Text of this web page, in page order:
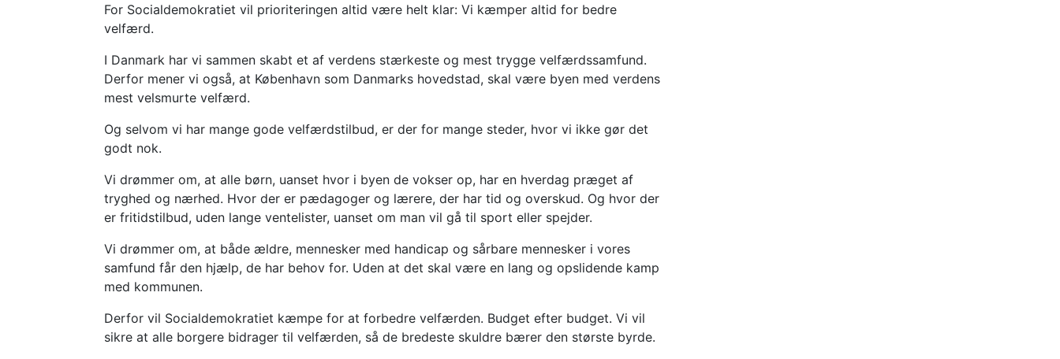
For Socialdemokratiet vil prioriteringen altid være helt klar: Vi kæmper altid for bedre
velfærd.
I Danmark har vi sammen skabt et af verdens stærkeste og mest trygge velfærdssamfund.
Derfor mener vi også, at København som Danmarks hovedstad, skal være byen med verdens
mest velsmurte velfærd.
Og selvom vi har mange gode velfærdstilbud, er der for mange steder, hvor vi ikke gør det
godt nok.
Vi drømmer om, at alle børn, uanset hvor i byen de vokser op, har en hverdag præget af
tryghed og nærhed. Hvor der er pædagoger og lærere, der har tid og overskud. Og hvor der
er fritidstilbud, uden lange ventelister, uanset om man vil gå til sport eller spejder.
Vi drømmer om, at både ældre, mennesker med handicap og sårbare mennesker i vores
samfund får den hjælp, de har behov for. Uden at det skal være en lang og opslidende kamp
med kommunen.
Derfor vil Socialdemokratiet kæmpe for at forbedre velfærden. Budget efter budget. Vi vil
sikre at alle borgere bidrager til velfærden, så de bredeste skuldre bærer den største byrde.